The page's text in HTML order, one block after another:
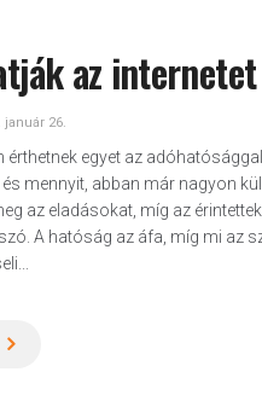
az
január 26.
érthetnek egyet az
mennyit, abban már nagyon
az eladásokat, míg az
A hatóság az áfa, míg mi az